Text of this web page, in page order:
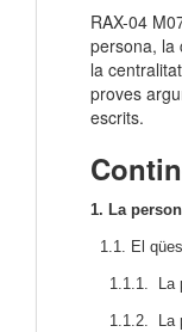
RAX-04
persona, la
la
proves
escrits.
1. La
1.1. El
1.1.1. La
1.1.2. La